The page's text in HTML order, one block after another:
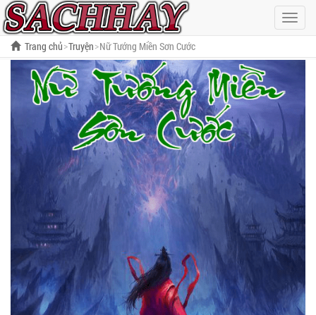
Hiện
menu
Trang chủ Truyện Nữ Tướng Miền Sơn Cước